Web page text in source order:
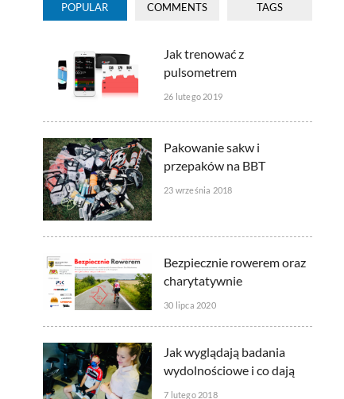
POPULAR COMMENTS TAGS
Jak trenować z
pulsometrem
26 lutego 2019
Pakowanie sakw i
przepaków na BBT
23 września 2018
Bezpiecznie rowerem oraz
charytatywnie
30 lipca 2020
Jak wyglądają badania
wydolnościowe i co dają
7 lutego 2018